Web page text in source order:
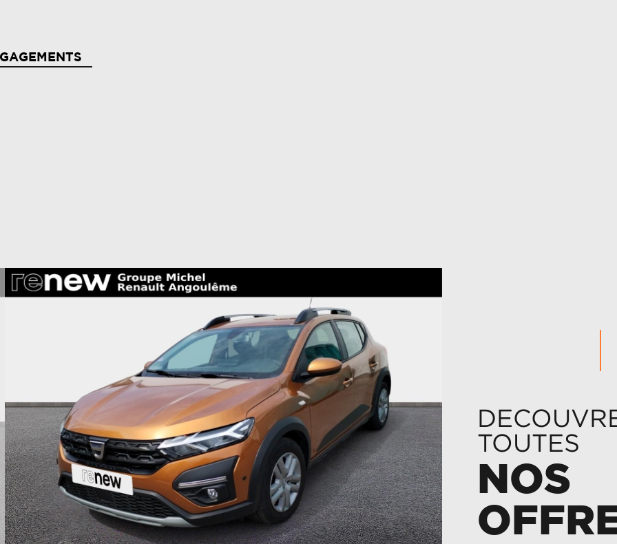
manuelle
av et ar full led pure vision
full led
actif d'urgence avec détection piétons
cyclistes (aebs city + inter urbain+ piéton)
beige
TOUTES
NOS